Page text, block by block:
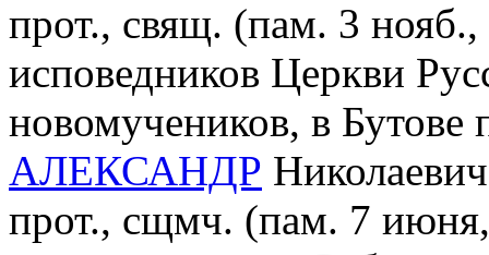
прот., свящ. (пам. 3
исповедников Церкви
новомучеников, в Бутове
АЛЕКСАНДР
прот., сщмч. (пам. 7